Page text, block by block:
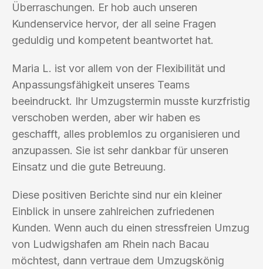
Überraschungen. Er hob auch unseren
Kundenservice hervor, der all seine Fragen
geduldig und kompetent beantwortet hat.
Maria L. ist vor allem von der Flexibilität und
Anpassungsfähigkeit unseres Teams
beeindruckt. Ihr Umzugstermin musste kurzfristig
verschoben werden, aber wir haben es
geschafft, alles problemlos zu organisieren und
anzupassen. Sie ist sehr dankbar für unseren
Einsatz und die gute Betreuung.
Diese positiven Berichte sind nur ein kleiner
Einblick in unsere zahlreichen zufriedenen
Kunden. Wenn auch du einen stressfreien Umzug
von Ludwigshafen am Rhein nach Bacau
möchtest, dann vertraue dem Umzugskönig